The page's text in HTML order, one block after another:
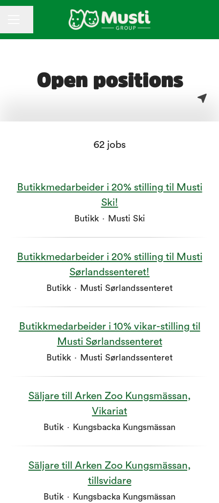
Open positions
62 jobs
Butikkmedarbeider i 20% stilling til Musti
Ski!
Butikk · Musti Ski
Butikkmedarbeider i 20% stilling til Musti
Sørlandssenteret!
Butikk · Musti Sørlandssenteret
Butikkmedarbeider i 10% vikar-stilling til
Musti Sørlandssenteret
Butikk · Musti Sørlandssenteret
Säljare till Arken Zoo Kungsmässan,
Vikariat
Butik · Kungsbacka Kungsmässan
Säljare till Arken Zoo Kungsmässan,
tillsvidare
Butik · Kungsbacka Kungsmässan